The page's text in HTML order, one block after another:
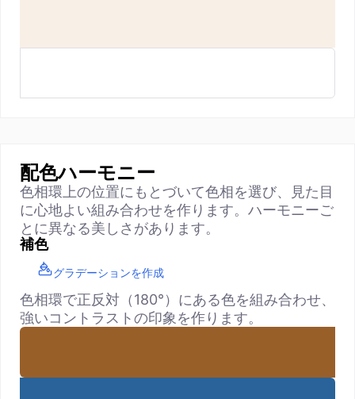
配色ハーモニー
色相環上の位置にもとづいて色相を選び、見た目
に心地よい組み合わせを作ります。ハーモニーご
とに異なる美しさがあります。
補色
グラデーションを作成
色相環で正反対（180°）にある色を組み合わせ、
強いコントラストの印象を作ります。